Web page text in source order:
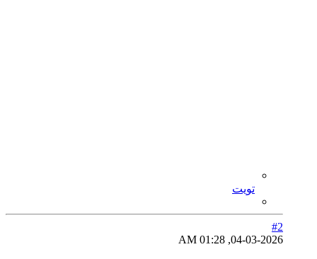
تويت
#2
04-03-2026, 01:28 AM